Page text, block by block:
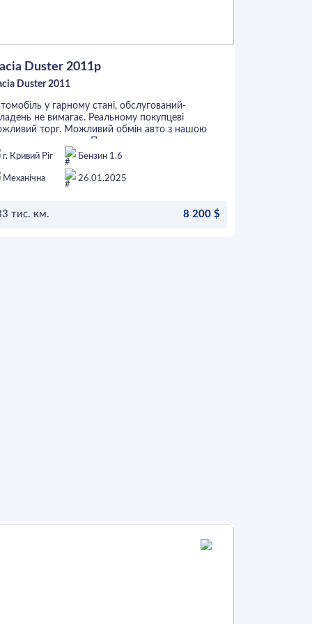
Duster 2011p
Duster 2011
у гарному стані, обслугований-
не вимагає. Реальному покупцеві
торг. Можливий обмін авто з нашою
вашою доплатою.Продаж в кредит з першим
від 30%
г. Кривий Ріг Бензин 1.6
Механічна 26.01.2025
тис. км. 8 200 $